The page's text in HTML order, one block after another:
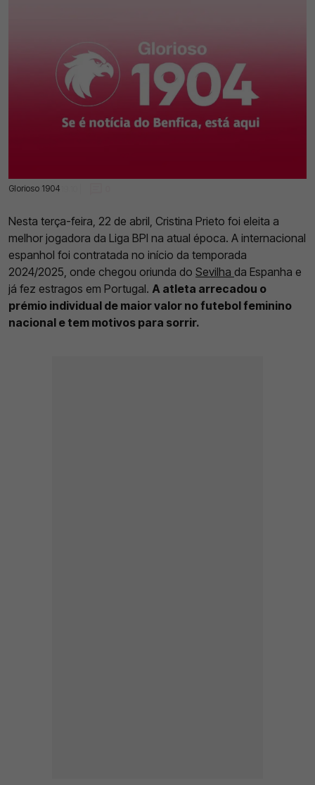
Glorioso 1904
22 Abr 2025 | 19:10 |
Nesta terça-feira, 22 de abril, Cristina Prieto foi eleita a
melhor jogadora da Liga BPI na atual época. A internacional
espanhol foi contratada no início da temporada
2024/2025, onde chegou oriunda do Sevilha da Espanha e
já fez estragos em Portugal. A atleta arrecadou o
prémio individual de maior valor no futebol feminino
nacional e tem motivos para sorrir.